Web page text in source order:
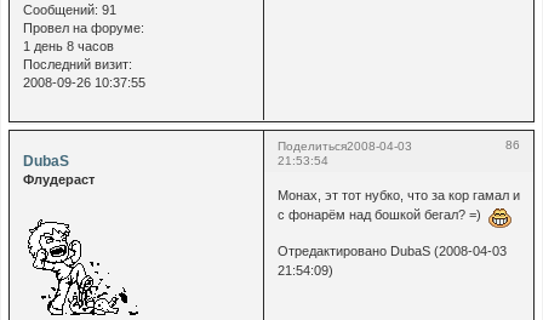
Сообщений: 91
Провел на форуме:
1 день 8 часов
Последний визит:
2008-09-26 10:37:55
Поделиться 86
2008-04-03
21:53:54
DubaS
Флудераст
Монах, эт тот нубко, что за кор гамал и
с фонарём над бошкой бегал? =)
Отредактировано DubaS (2008-04-03
21:54:09)